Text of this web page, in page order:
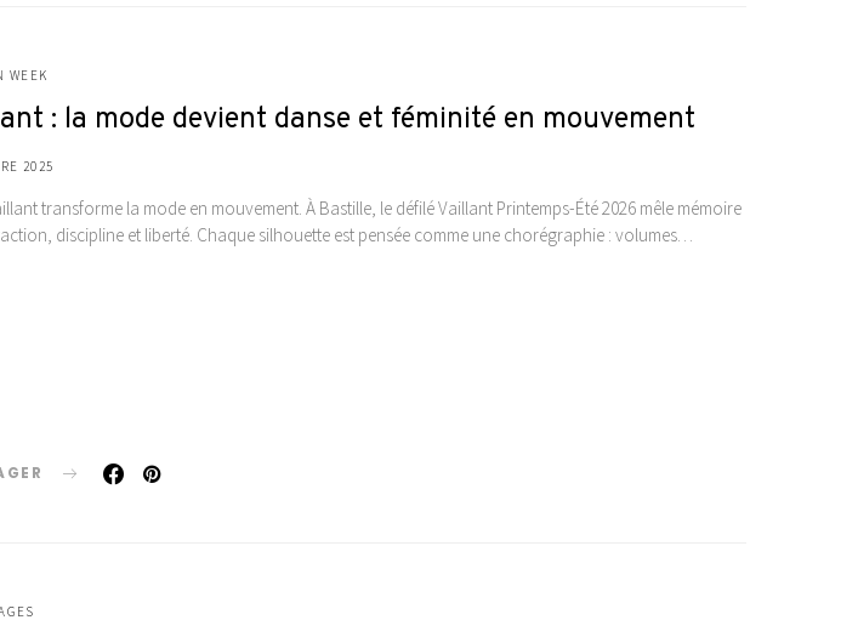
WEEK
: la mode devient danse et féminité en mouvement
2025
transforme la mode en mouvement. À Bastille, le défilé Vaillant Printemps-Été 2026 mêle mémoire
discipline et liberté. Chaque silhouette est pensée comme une chorégraphie : volumes…